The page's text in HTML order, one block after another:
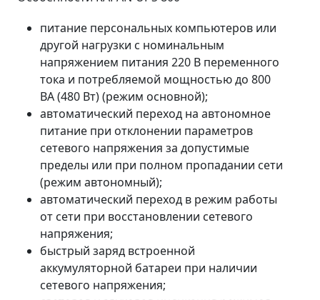
питание персональных компьютеров или
другой нагрузки с номинальным
напряжением питания 220 В переменного
тока и потребляемой мощностью до 800
ВА (480 Вт) (режим основной);
автоматический переход на автономное
питание при отклонении параметров
сетевого напряжения за допустимые
пределы или при полном пропадании сети
(режим автономный);
автоматический переход в режим работы
от сети при восстановлении сетевого
напряжения;
быстрый заряд встроенной
аккумуляторной батареи при наличии
сетевого напряжения;